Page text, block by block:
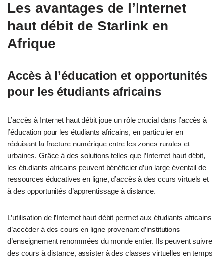
Les avantages de l’Internet
haut débit de Starlink en
Afrique
Accès à l’éducation et opportunités
pour les étudiants africains
L’accès à Internet haut débit joue un rôle crucial dans l’accès à
l’éducation pour les étudiants africains, en particulier en
réduisant la fracture numérique entre les zones rurales et
urbaines. Grâce à des solutions telles que l’Internet haut débit,
les étudiants africains peuvent bénéficier d’un large éventail de
ressources éducatives en ligne, d’accès à des cours virtuels et
à des opportunités d’apprentissage à distance.
L’utilisation de l’Internet haut débit permet aux étudiants africains
d’accéder à des cours en ligne provenant d’institutions
d’enseignement renommées du monde entier. Ils peuvent suivre
des cours à distance, assister à des classes virtuelles en temps